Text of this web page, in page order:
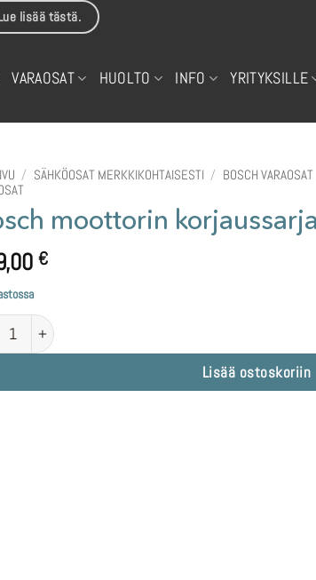
lisää tästä.
VARAOSAT HUOLTO INFO YRITYKSILLE
/ SÄHKÖOSAT MERKKIKOHTAISESTI / BOSCH VARAOSAT
moottorin
€
moottorin korjaussarja BDU2XX määrä
Lisää ostoskoriin